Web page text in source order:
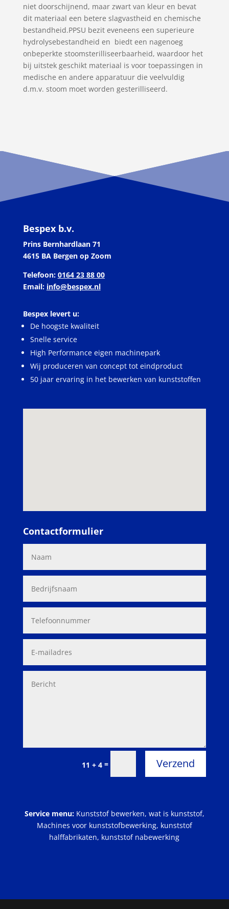
niet doorschijnend, maar zwart van kleur en bevat
dit materiaal een betere slagvastheid en chemische
bestandheid.PPSU bezit eveneens een superieure
hydrolysebestandheid en biedt een nagenoeg
onbeperkte stoomsterilliseerbaarheid, waardoor het
bij uitstek geschikt materiaal is voor toepassingen in
medische en andere apparatuur die veelvuldig
d.m.v. stoom moet worden gesterilliseerd.
Bespex b.v.
Prins Bernhardlaan 71
4615 BA Bergen op Zoom
Telefoon: 0164 23 88 00
Email: info@bespex.nl
Bespex levert u:
De hoogste kwaliteit
Snelle service
High Performance eigen machinepark
Wij produceren van concept tot eindproduct
50 jaar ervaring in het bewerken van kunststoffen
Contactformulier
11 + 4 = Verzend
Service menu: Kunststof bewerken, wat is kunststof,
Machines voor kunststofbewerking, kunststof
halffabrikaten, kunststof nabewerking